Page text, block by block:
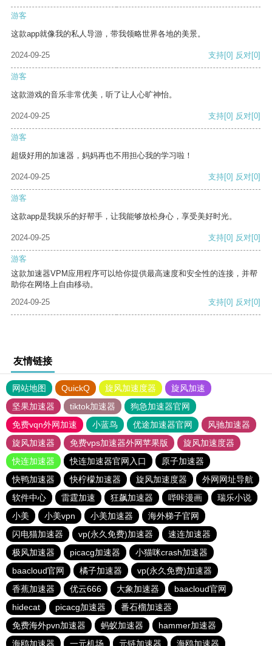
游客
这款app就像我的私人导游，带我领略世界各地的美景。
2024-09-25 支持[0] 反对[0]
游客
这款游戏的音乐非常优美，听了让人心旷神怡。
2024-09-25 支持[0] 反对[0]
游客
超级好用的加速器，妈妈再也不用担心我的学习啦！
2024-09-25 支持[0] 反对[0]
游客
这款app是我娱乐的好帮手，让我能够放松身心，享受美好时光。
2024-09-25 支持[0] 反对[0]
游客
这款加速器VPM应用程序可以给你提供最高速度和安全性的连接，并帮
助你在网络上自由移动。
2024-09-25
支持[0] 反对[0]
友情链接
网站地图 QuickQ 旋风加速度器
旋风加速
坚果加速器
tiktok加速器
狗急加速器官网
免费vqn外网加速
小蓝鸟 优途加速器官网
风驰加速器
旋风加速器
免费vps加速器外网苹果版
旋风加速度器
快连加速器
快连加速器官网入口
原子加速器
快鸭加速器
快柠檬加速器 旋风加速度器
外网网址导航
软件中心
雷霆加速 狂飙加速器 哔咔漫画
瑞乐小说
小美
小美vpn 小美加速器
海外梯子官网
闪电猫加速器
vp(永久免费)加速器
速连加速器
极风加速器
picacg加速器
小猫咪crash加速器
baacloud官网
橘子加速器
vp(永久免费)加速器
香蕉加速器
优云666 大象加速器
baacloud官网
hidecat
picacg加速器
番石榴加速器
免费海外pvn加速器
蚂蚁加速器
hammer加速器
海鸥加速器
一元机场 元链加速器 海鸥加速器